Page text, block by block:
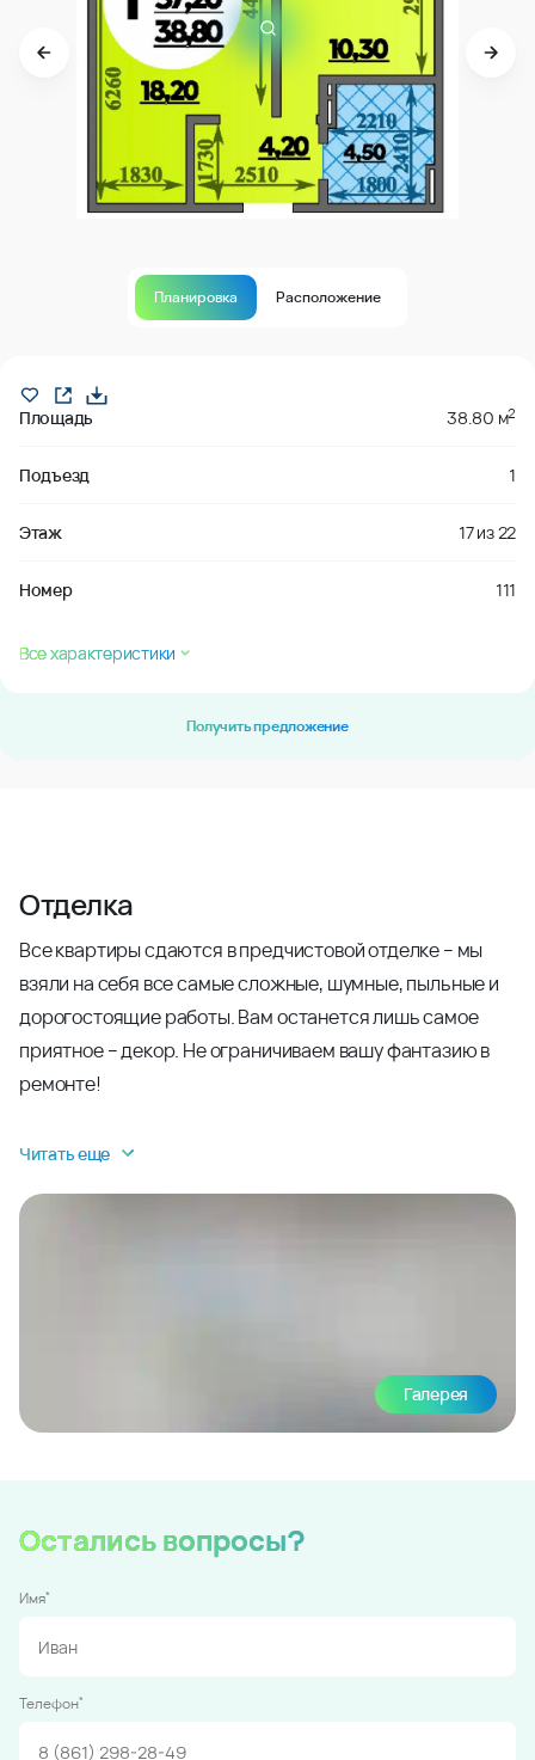
Планировка Расположение
Площадь 38.80 м2
Подъезд 1
Этаж 17из22
Номер 111
Все характеристики
Получить предложение
Отделка
Все квартиры сдаются в предчистовой отделке – мы
взяли на себя все самые сложные, шумные, пыльные и
дорогостоящие работы. Вам останется лишь самое
приятное – декор. Не ограничиваем вашу фантазию в
ремонте!
Читать еще
Галерея
Остались вопросы?
Имя*
Телефон*